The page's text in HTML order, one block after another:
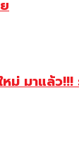
ม่ มาแล้ว